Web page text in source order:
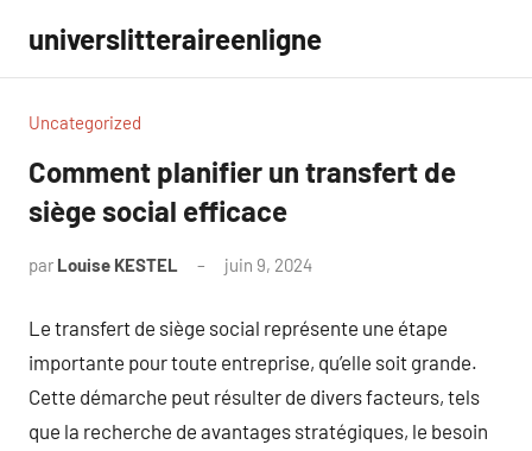
contenu
universlitteraireenligne
Uncategorized
Comment planifier un transfert de
siège social efficace
par Louise KESTEL juin 9, 2024
Le transfert de siège social représente une étape
importante pour toute entreprise, qu’elle soit grande.
Cette démarche peut résulter de divers facteurs, tels
que la recherche de avantages stratégiques, le besoin